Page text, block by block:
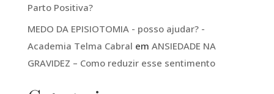
Parto Positiva?
MEDO DA EPISIOTOMIA - posso ajudar? -
Academia Telma Cabral em ANSIEDADE NA
GRAVIDEZ – Como reduzir esse sentimento